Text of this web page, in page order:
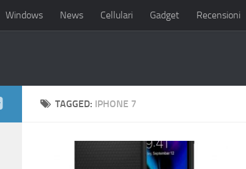
Windows News Cellulari Gadget Recensioni
TAGGED: IPHONE 7